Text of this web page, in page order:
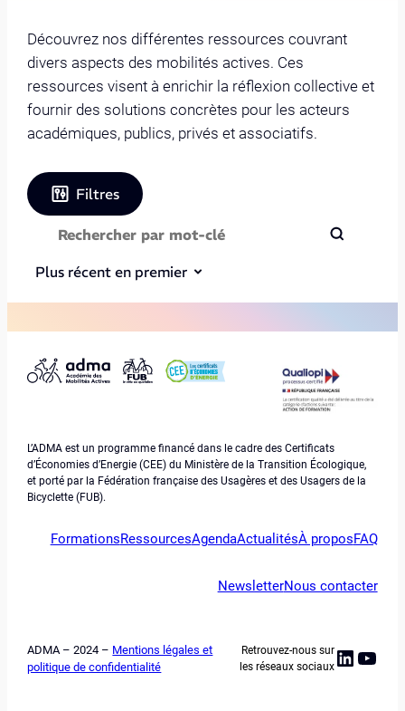
Découvrez nos différentes ressources couvrant
divers aspects des mobilités actives. Ces
ressources visent à enrichir la réflexion collective et
fournir des solutions concrètes pour les acteurs
académiques, publics, privés et associatifs.
Filtres
Plus récent en premier
L’ADMA est un programme financé dans le cadre des Certificats
d’Économies d’Energie (CEE) du Ministère de la Transition Écologique,
et porté par la Fédération française des Usagères et des Usagers de la
Bicyclette (FUB).
FormationsRessourcesAgendaActualitésÀ proposFAQ
NewsletterNous contacter
ADMA – 2024 – Mentions légales et
politique de confidentialité
Retrouvez-nous sur
les réseaux sociaux